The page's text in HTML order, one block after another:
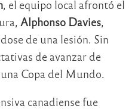
, el equipo local afrontó el
Alphonso Davies,
de una lesión. Sin
de avanzar de
Copa del Mundo.
canadiense fue